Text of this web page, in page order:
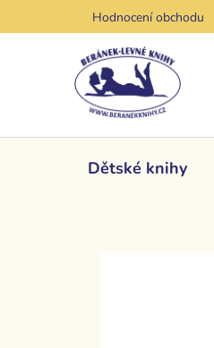
na
Hodnocení obchodu
Dětské knihy